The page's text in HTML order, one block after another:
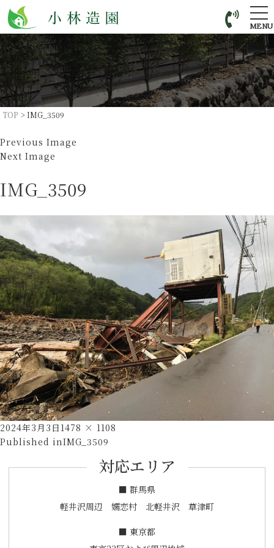
MENU
TOP >IMG_3509
Previous Image
Next Image
IMG_3509
Posted
on
2024年3月3日 Full
size
1478 × 1108
投
Published inIMG_3509
対応エリア
■ 群馬県
軽井沢周辺 嬬恋村 北軽井沢 草津町
■ 東京都